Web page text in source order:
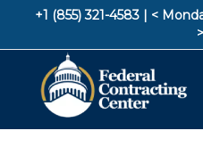
+1 (855) 321-4583 | <
>